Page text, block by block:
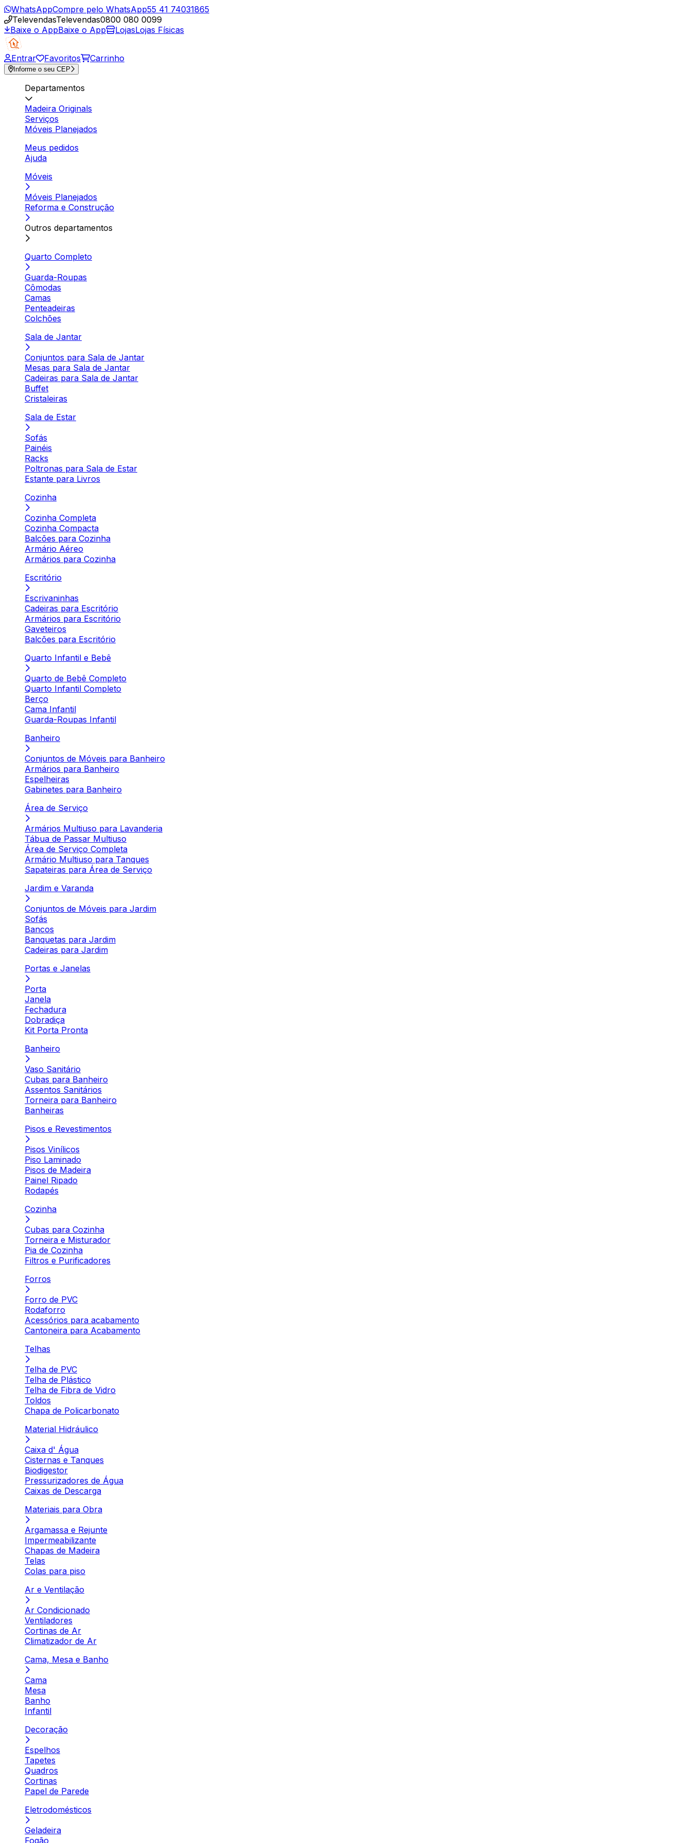
WhatsAppCompre pelo WhatsApp55 41 74031865
TelevendasTelevendas0800 080 0099
Baixe o AppBaixe o App LojasLojas Físicas
Entrar Favoritos Carrinho
Informe o seu CEP
Departamentos
Madeira Originals
Serviços
Móveis Planejados
Meus pedidos
Ajuda
Móveis
Móveis Planejados
Reforma e Construção
Outros departamentos
Quarto Completo
Guarda-Roupas
Cômodas
Camas
Penteadeiras
Colchões
Sala de Jantar
Conjuntos para Sala de Jantar
Mesas para Sala de Jantar
Cadeiras para Sala de Jantar
Buffet
Cristaleiras
Sala de Estar
Sofás
Painéis
Racks
Poltronas para Sala de Estar
Estante para Livros
Cozinha
Cozinha Completa
Cozinha Compacta
Balcões para Cozinha
Armário Aéreo
Armários para Cozinha
Escritório
Escrivaninhas
Cadeiras para Escritório
Armários para Escritório
Gaveteiros
Balcões para Escritório
Quarto Infantil e Bebê
Quarto de Bebê Completo
Quarto Infantil Completo
Berço
Cama Infantil
Guarda-Roupas Infantil
Banheiro
Conjuntos de Móveis para Banheiro
Armários para Banheiro
Espelheiras
Gabinetes para Banheiro
Área de Serviço
Armários Multiuso para Lavanderia
Tábua de Passar Multiuso
Área de Serviço Completa
Armário Multiuso para Tanques
Sapateiras para Área de Serviço
Jardim e Varanda
Conjuntos de Móveis para Jardim
Sofás
Bancos
Banquetas para Jardim
Cadeiras para Jardim
Portas e Janelas
Porta
Janela
Fechadura
Dobradiça
Kit Porta Pronta
Banheiro
Vaso Sanitário
Cubas para Banheiro
Assentos Sanitários
Torneira para Banheiro
Banheiras
Pisos e Revestimentos
Pisos Vinílicos
Piso Laminado
Pisos de Madeira
Painel Ripado
Rodapés
Cozinha
Cubas para Cozinha
Torneira e Misturador
Pia de Cozinha
Filtros e Purificadores
Forros
Forro de PVC
Rodaforro
Acessórios para acabamento
Cantoneira para Acabamento
Telhas
Telha de PVC
Telha de Plástico
Telha de Fibra de Vidro
Toldos
Chapa de Policarbonato
Material Hidráulico
Caixa d' Água
Cisternas e Tanques
Biodigestor
Pressurizadores de Água
Caixas de Descarga
Materiais para Obra
Argamassa e Rejunte
Impermeabilizante
Chapas de Madeira
Telas
Colas para piso
Ar e Ventilação
Ar Condicionado
Ventiladores
Cortinas de Ar
Climatizador de Ar
Cama, Mesa e Banho
Cama
Mesa
Banho
Infantil
Decoração
Espelhos
Tapetes
Quadros
Cortinas
Papel de Parede
Eletrodomésticos
Geladeira
Fogão